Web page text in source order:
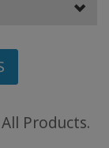
Products.